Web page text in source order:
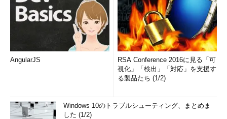
AngularJS
RSA Conference 2016に見る「可
視化」「検出」「対応」を支援す
る製品たち (1/2)
Windows 10のトラブルシューティング、まとめま
した (1/2)